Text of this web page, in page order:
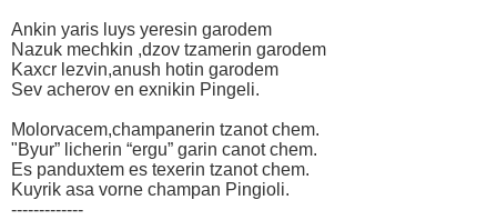
Ankin yaris luys yeresin garodem
Nazuk mechkin ,dzov tzamerin garodem
Kaxcr lezvin,anush hotin garodem
Sev acherov en exnikin Pingeli.
Molorvacem,champanerin tzanot chem.
"Byur” licherin “ergu” garin canot chem.
Es panduxtem es texerin tzanot chem.
Kuyrik asa vorne champan Pingioli.
-------------